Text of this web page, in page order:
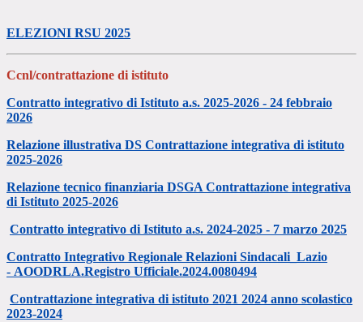
ELEZIONI RSU 2025
Ccnl/contrattazione di istituto
Contratto integrativo di Istituto a.s. 2025-2026 - 24 febbraio
2026
Relazione illustrativa DS Contrattazione integrativa di istituto
2025-2026
Relazione tecnico finanziaria DSGA Contrattazione integrativa
di Istituto 2025-2026
Contratto integrativo di Istituto a.s. 2024-2025 - 7 marzo 2025
Contratto Integrativo Regionale Relazioni Sindacali_Lazio
- AOODRLA.Registro Ufficiale.2024.0080494
Contrattazione integrativa di istituto 2021 2024 anno scolastico
2023-2024